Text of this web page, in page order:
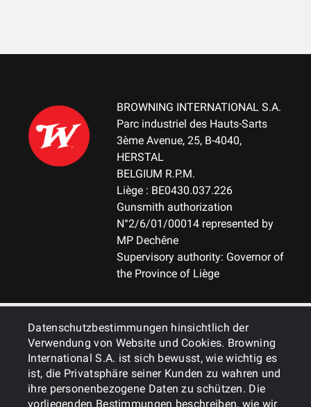
Datenschutzbestimmungen hinsichtlich der
Verwendung von Website und Cookies. Browning
International S.A. ist sich bewusst, wie wichtig es
ist, die Privatsphäre seiner Kunden zu wahren und
ihre personenbezogene Daten zu schützen. Die
vorliegenden Bestimmungen beschreiben, wie wir
BROWNING INTERNATIONAL S.A.
Parc industriel des Hauts-Sarts
3ème Avenue, 25, B-4040,
HERSTAL
BELGIUM R.P.M.
Liège : BE0430.037.226
Gunsmith authorization
N°2/6/01/00014 represented by
MP Dechêne
Supervisory authority: Governor of
the Province of Liège
ALLGEMEINES
DIENSTLEISTUNGEN